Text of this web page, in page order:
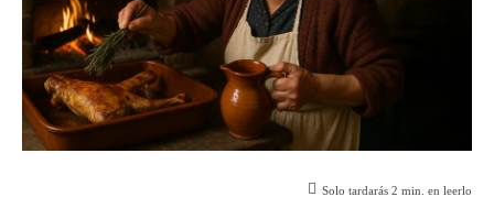
Solo tardarás 2 min. en leerlo